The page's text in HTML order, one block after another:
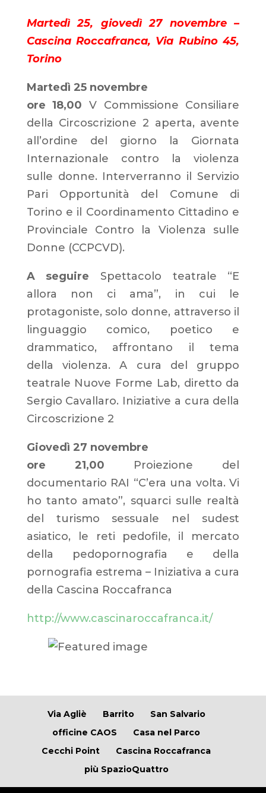
Martedì 25, giovedì 27 novembre –
Cascina Roccafranca, Via Rubino 45,
Torino
Martedì 25 novembre
ore 18,00 V Commissione Consiliare
della Circoscrizione 2 aperta, avente
all’ordine del giorno la Giornata
Internazionale contro la violenza
sulle donne. Interverranno il Servizio
Pari Opportunità del Comune di
Torino e il Coordinamento Cittadino e
Provinciale Contro la Violenza sulle
Donne (CCPCVD).
A seguire Spettacolo teatrale “E
allora non ci ama”, in cui le
protagoniste, solo donne, attraverso il
linguaggio comico, poetico e
drammatico, affrontano il tema
della violenza. A cura del gruppo
teatrale Nuove Forme Lab, diretto da
Sergio Cavallaro. Iniziative a cura della
Circoscrizione 2
Giovedì 27 novembre
ore 21,00 Proiezione del
documentario RAI “C’era una volta. Vi
ho tanto amato”, squarci sulle realtà
del turismo sessuale nel sudest
asiatico, le reti pedofile, il mercato
della pedopornografia e della
pornografia estrema – Iniziativa a cura
della Cascina Roccafranca
http://www.cascinaroccafranca.it/
Via Agliè Barrito
San Salvario
officine CAOS
Casa nel Parco
Cecchi Point
Cascina Roccafranca
più SpazioQuattro